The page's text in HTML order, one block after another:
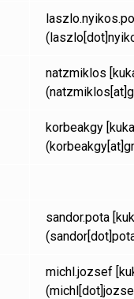
natzmiklos
korbeakgy
sandor.pota
michl.jozsef